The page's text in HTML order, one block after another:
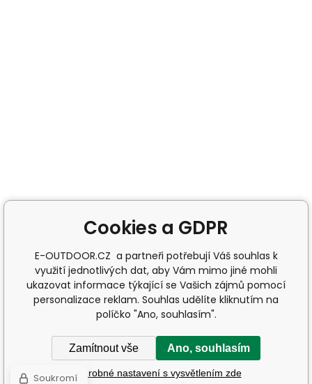
Cookies a GDPR
E-OUTDOOR.CZ a partneři potřebují Váš souhlas k
využití jednotlivých dat, aby Vám mimo jiné mohli
ukazovat informace týkající se Vašich zájmů pomocí
personalizace reklam. Souhlas udělíte kliknutím na
políčko "Ano, souhlasím".
Zamítnout vše Ano, souhlasím
Podrobné nastavení s vysvětlením zde
Soukromí